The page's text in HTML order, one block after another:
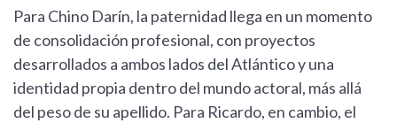
Para Chino Darín, la paternidad llega en un momento
de consolidación profesional, con proyectos
desarrollados a ambos lados del Atlántico y una
identidad propia dentro del mundo actoral, más allá
del peso de su apellido. Para Ricardo, en cambio, el